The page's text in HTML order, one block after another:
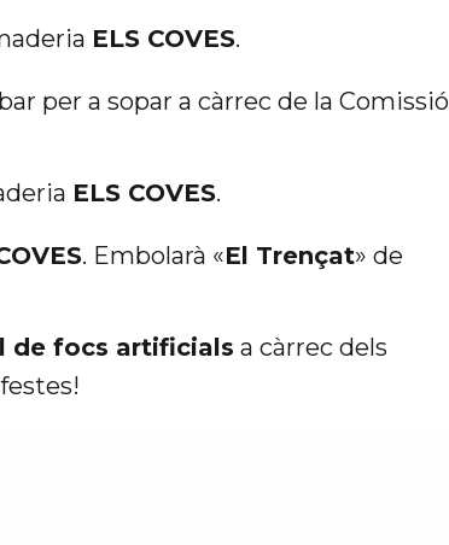
ELS COVES.
per a sopar a càrrec de la Comissió
ELS COVES.
. Embolarà «El Trençat» de
de focs artificials a càrrec dels